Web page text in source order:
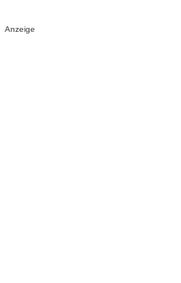
Anzeige